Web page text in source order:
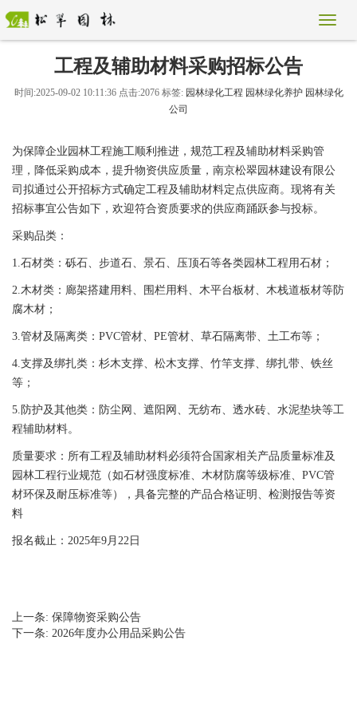
工程及辅助材料采购招标公告
时间:2025-09-02 10:11:36 点击:2076 标签: 园林绿化工程 园林绿化养护 园林绿化
公司
为保障企业园林工程施工顺利推进，规范工程及辅助材料采购管
理，降低采购成本，提升物资供应质量，南京松翠园林建设有限公
司拟通过公开招标方式确定工程及辅助材料定点供应商。现将有关
招标事宜公告如下，欢迎符合资质要求的供应商踊跃参与投标。
采购品类：
1.石材类：砾石、步道石、景石、压顶石等各类园林工程用石材；
2.木材类：廊架搭建用料、围栏用料、木平台板材、木栈道板材等防
腐木材；
3.管材及隔离类：PVC管材、PE管材、草石隔离带、土工布等；
4.支撑及绑扎类：杉木支撑、松木支撑、竹竿支撑、绑扎带、铁丝
等；
5.防护及其他类：防尘网、遮阳网、无纺布、透水砖、水泥垫块等工
程辅助材料。
质量要求：所有工程及辅助材料必须符合国家相关产品质量标准及
园林工程行业规范（如石材强度标准、木材防腐等级标准、PVC管
材环保及耐压标准等），具备完整的产品合格证明、检测报告等资
料
报名截止：2025年9月22日
上一条: 保障物资采购公告
下一条: 2026年度办公用品采购公告